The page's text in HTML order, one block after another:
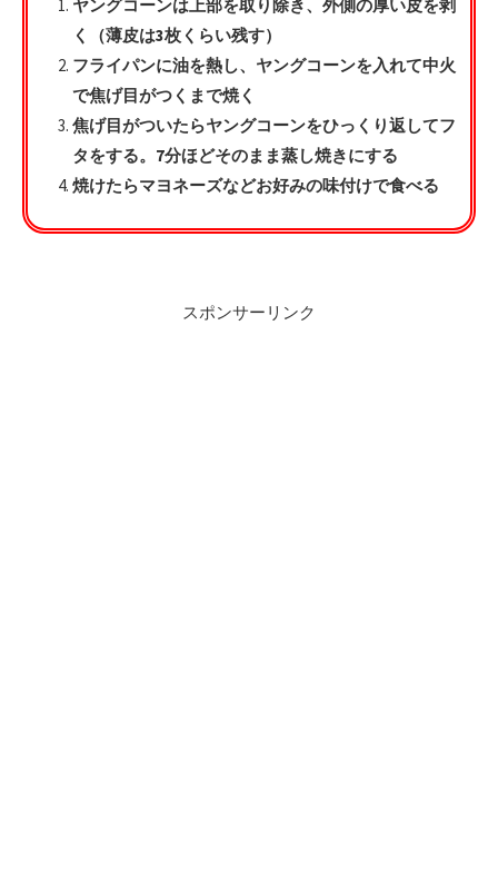
ヤングコーンは上部を取り除き、外側の厚い皮を剥
く（薄皮は3枚くらい残す）
フライパンに油を熱し、ヤングコーンを入れて中火
で焦げ目がつくまで焼く
焦げ目がついたらヤングコーンをひっくり返してフ
タをする。7分ほどそのまま蒸し焼きにする
焼けたらマヨネーズなどお好みの味付けで食べる
スポンサーリンク